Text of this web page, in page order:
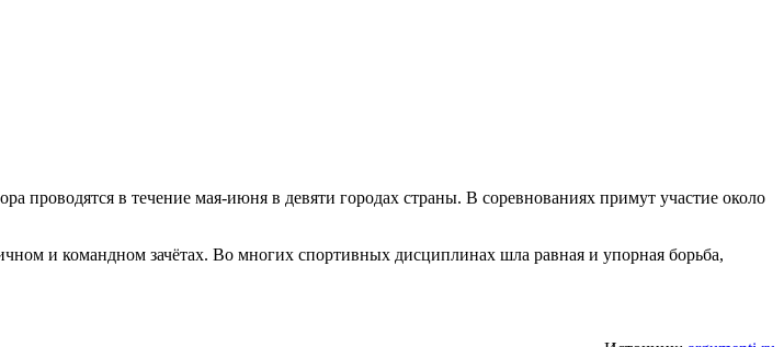
проводятся в течение мая-июня в девяти городах страны. В соревнованиях примут участие около
и командном зачётах. Во многих спортивных дисциплинах шла равная и упорная борьба,